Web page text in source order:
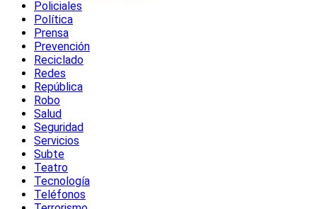
Policiales
Política
Prensa
Prevención
Reciclado
Redes
República
Robo
Salud
Seguridad
Servicios
Subte
Teatro
Tecnología
Teléfonos